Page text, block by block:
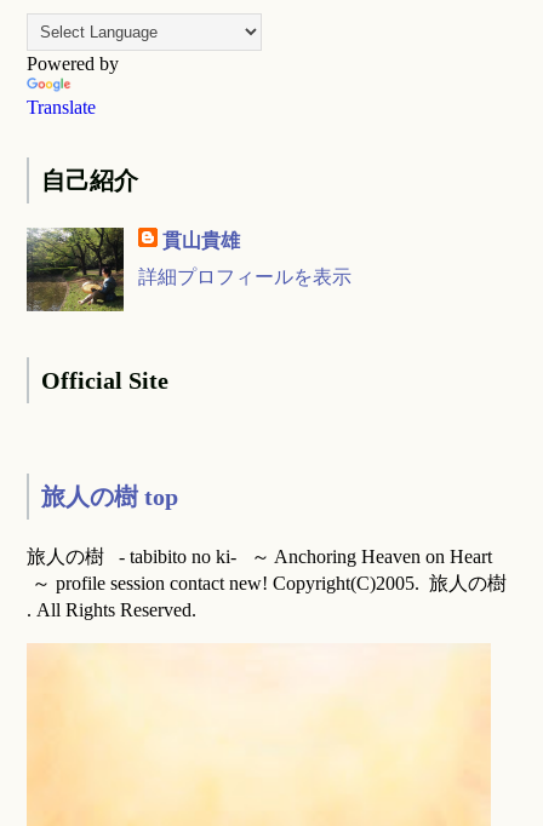
Powered by
Translate
自己紹介
貫山貴雄
詳細プロフィールを表示
Official Site
旅人の樹 top
旅人の樹 - tabibito no ki- ～ Anchoring Heaven on Heart
～ profile session contact new! Copyright(C)2005. 旅人の樹
. All Rights Reserved.